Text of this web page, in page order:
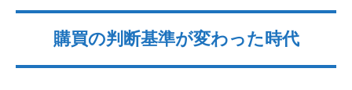
購買の判断基準が変わった時代